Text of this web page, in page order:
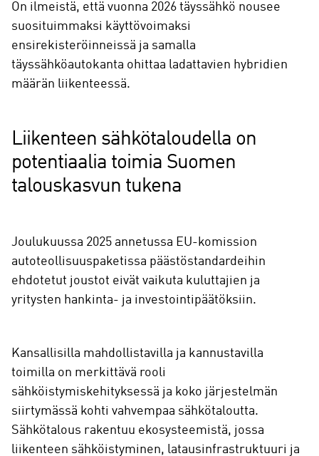
On ilmeistä, että vuonna 2026 täyssähkö nousee
suosituimmaksi käyttövoimaksi
ensirekisteröinneissä ja samalla
täyssähköautokanta ohittaa ladattavien hybridien
määrän liikenteessä.
Liikenteen sähkötaloudella on
potentiaalia toimia Suomen
talouskasvun tukena
Joulukuussa 2025 annetussa EU-komission
autoteollisuuspaketissa päästöstandardeihin
ehdotetut joustot eivät vaikuta kuluttajien ja
yritysten hankinta- ja investointipäätöksiin.
Kansallisilla mahdollistavilla ja kannustavilla
toimilla on merkittävä rooli
sähköistymiskehityksessä ja koko järjestelmän
siirtymässä kohti vahvempaa sähkötaloutta.
Sähkötalous rakentuu ekosysteemistä, jossa
liikenteen sähköistyminen, latausinfrastruktuuri ja